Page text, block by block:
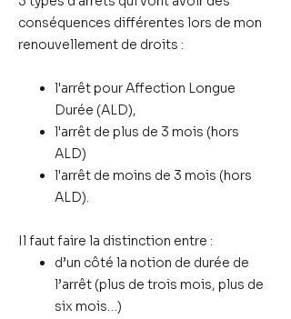
conséquences différentes lors de mon
renouvellement de droits :
l'arrêt pour Affection Longue
Durée (ALD),
l'arrêt de plus de 3 mois (hors
ALD)
l'arrêt de moins de 3 mois (hors
ALD).
Il faut faire la distinction entre :
d’un côté la notion de durée de
l’arrêt (plus de trois mois, plus de
six mois…)